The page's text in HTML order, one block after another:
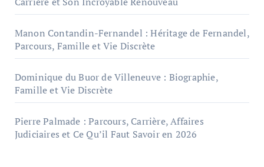
Manon Contandin-Fernandel : Héritage de Fernandel,
Parcours, Famille et Vie Discrète
Dominique du Buor de Villeneuve : Biographie,
Famille et Vie Discrète
Pierre Palmade : Parcours, Carrière, Affaires
Judiciaires et Ce Qu’il Faut Savoir en 2026